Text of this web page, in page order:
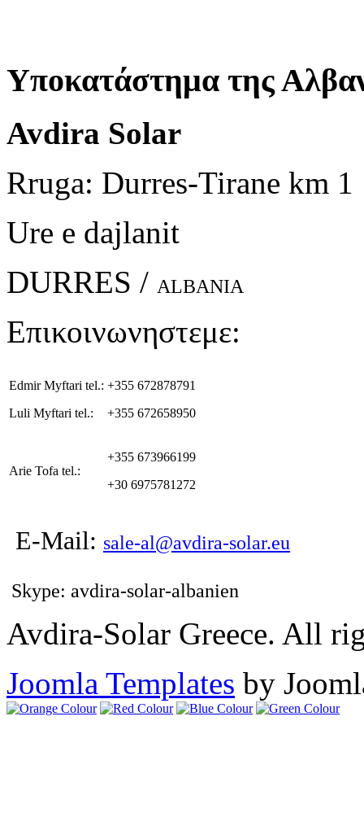
Υποκατάστημα της
Avdira Solar
Rruga: Durres-Tirane km 1
Ure e dajlanit
DURRES / ALBANIA
Επικοινωνηστεμε:
Edmir Myftari tel.:
Luli Myftari tel.:
+355 672878791
+355 672658950
Arie Tofa tel.:
+355 673966199
+30 6975781272
E-Mail: sale-al@avdira-solar.eu
Skype: avdira-solar-albanien
Avdira-Solar Greece. All
Joomla Templates by